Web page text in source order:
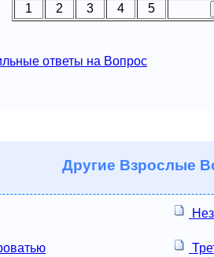
1
2 3 4 5
ответы на Вопрос
Другие Взрослые